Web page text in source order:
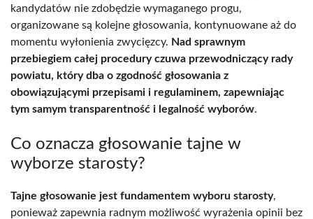
kandydatów nie zdobędzie wymaganego progu,
organizowane są kolejne głosowania, kontynuowane aż do
momentu wyłonienia zwycięzcy. Nad sprawnym
przebiegiem całej procedury czuwa przewodniczący rady
powiatu, który dba o zgodność głosowania z
obowiązującymi przepisami i regulaminem, zapewniając
tym samym transparentność i legalność wyborów.
Co oznacza głosowanie tajne w
wyborze starosty?
Tajne głosowanie jest fundamentem wyboru starosty,
ponieważ zapewnia radnym możliwość wyrażenia opinii bez